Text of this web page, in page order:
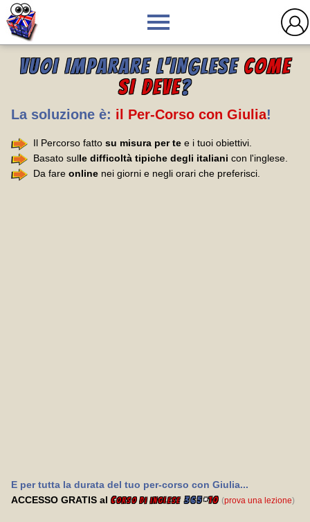
VUOI IMPARARE L'INGLESE COME
SI DEVE?
La soluzione è: il Per-Corso con Giulia!
Il Percorso fatto su misura per te e i tuoi obiettivi.
Basato sulle difficoltà tipiche degli italiani con l'inglese.
Da fare online nei giorni e negli orari che preferisci.
E per tutta la durata del tuo per-corso con Giulia...
ACCESSO GRATIS al Corso di inglese 365*10 (prova una lezione)